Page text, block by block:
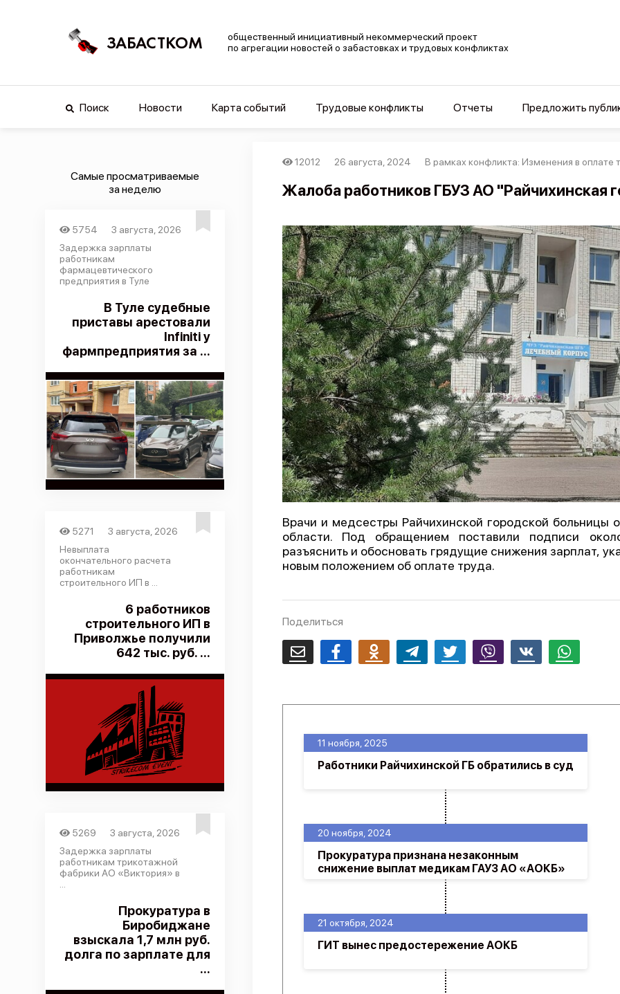
ЗАБАСТКОМ
общественный инициативный некоммерческий проект
по агрегации новостей о забастовках и трудовых конфликтах
Поиск Новости Карта событий Трудовые конфликты Отчеты Предложить
Самые просматриваемые
за неделю
5754
3 августа, 2026
Задержка зарплаты
работникам
фармацевтического
предприятия в Туле
В Туле судебные
приставы арестовали
Infiniti у
фармпредприятия за ...
5271
3 августа, 2026
Невыплата
окончательного расчета
работникам
строительного ИП в ...
6 работников
строительного ИП в
Приволжье получили
642 тыс. руб. ...
5269
3 августа, 2026
Задержка зарплаты
работникам трикотажной
фабрики АО «Виктория» в
Прокуратура в
Биробиджане
взыскала 1,7 млн руб.
долга по зарплате для
...
12012 26 августа, 2024 В рамках конфликта: Изменения в
Жалоба работников ГБУЗ АО "Райчихинская
Врачи и медсестры Райчихинской городской больницы
области. Под обращением поставили подписи
разъяснить и обосновать грядущие снижения зарплат,
новым положением об оплате труда.
Поделиться
Email FacebookOdnoklassnikiTelegram Twitter Viber Whatsapp
21 октября, 2024
ГИТ вынес предостережение АОКБ
20 ноября, 2024
Прокуратура признана незаконным
снижение выплат медикам ГАУЗ АО «АОКБ»
11 ноября, 2025
Работники Райчихинской ГБ обратились в суд